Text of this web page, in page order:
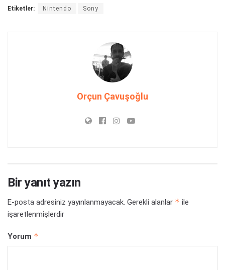
Etiketler: Nintendo Sony
Orçun Çavuşoğlu
Bir yanıt yazın
E-posta adresiniz yayınlanmayacak. Gerekli alanlar * ile
işaretlenmişlerdir
Yorum *